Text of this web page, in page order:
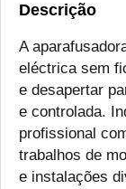
Descrição
A
eléctrica sem
e desapertar
e controlada.
profissional
trabalhos de
e instalações